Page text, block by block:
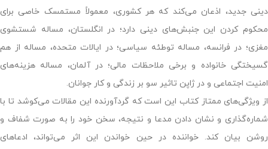
دینی جدید، اذعان می‌کند که هر کشوری، معمولاً مستمسک خاصی برای
محکوم کردن این جنبش‌های دینی دارد؛ در انگلستان، مساله‌ شستشوی
مغزی؛ در فرانسه، مساله‌ توطئه‌ سیاسی؛ در ایالات متحده، مساله‌ از هم‌
گسیختگی خانواده و برخی ملاحظات مالی؛ در آلمان، مساله هزینه‌های
امنیت اجتماعی و در ژاپن تاثیر سو بر زندگی و کار جوانان.
از ویژگی‌های ممتاز کتاب این است که گردآورنده‌ این مقالات می‌کوشد تا با
شماره‌گذاری و نشان دادن مدعا و نتیجه، سخن خود را به صورت شفاف و
روشن بیان کند. خواننده در حین خواندن این اثر می‌تواند، ادعاهای